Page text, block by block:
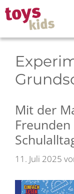
Zum
Inhalt
springen
Mit der
11. Juli 2025